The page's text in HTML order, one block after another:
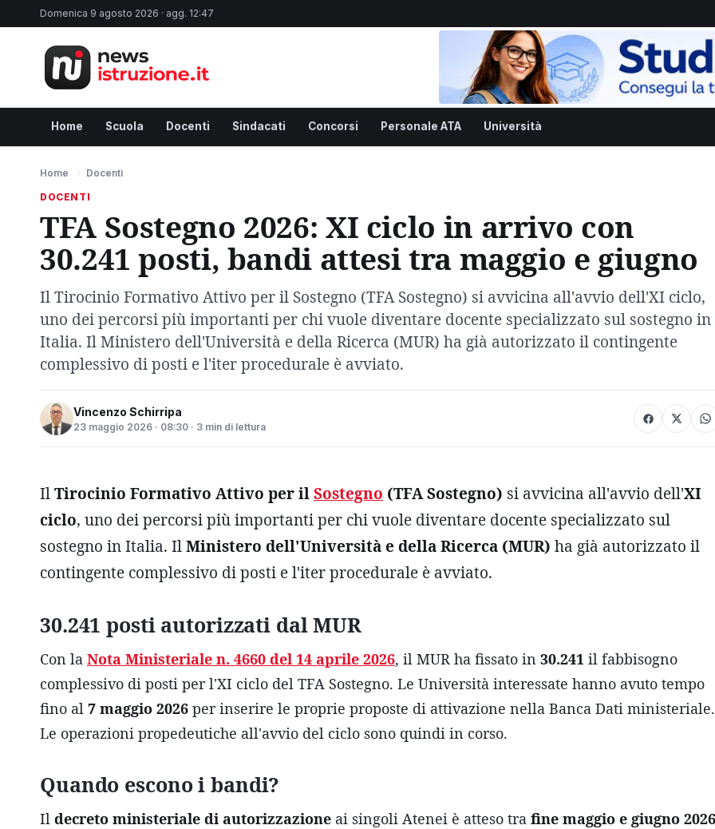
Domenica 9 agosto 2026 · agg. 12:47
Home Scuola Docenti Sindacati Concorsi Personale ATA Università
Home › Docenti
DOCENTI
TFA Sostegno 2026: XI ciclo in arrivo con
30.241 posti, bandi attesi tra maggio e giugno
Il Tirocinio Formativo Attivo per il Sostegno (TFA Sostegno) si avvicina all'avvio dell'XI ciclo,
uno dei percorsi più importanti per chi vuole diventare docente specializzato sul sostegno in
Italia. Il Ministero dell'Università e della Ricerca (MUR) ha già autorizzato il contingente
complessivo di posti e l'iter procedurale è avviato.
Vincenzo Schirripa
23 maggio 2026 · 08:30 · 3 min di lettura
IlTirocinio Formativo Attivo per ilSostegno (TFA Sostegno) si avvicina all'avvio dell'XI
ciclo, uno dei percorsi più importanti per chi vuole diventare docente specializzato sul
sostegno in Italia. IlMinistero dell'Università e della Ricerca (MUR) ha già autorizzato il
contingente complessivo di posti e l'iter procedurale è avviato.
30.241 posti autorizzati dal MUR
Con la Nota Ministeriale n. 4660 del 14 aprile 2026, il MUR ha fissato in 30.241 il fabbisogno
complessivo di posti per l'XI ciclo del TFA Sostegno. Le Università interessate hanno avuto tempo
fino al 7 maggio 2026 per inserire le proprie proposte di attivazione nella Banca Dati ministeriale.
Le operazioni propedeutiche all'avvio del ciclo sono quindi in corso.
Quando escono i bandi?
Il decreto ministeriale di autorizzazione ai singoli Atenei è atteso tra fine maggio e giugno 2026